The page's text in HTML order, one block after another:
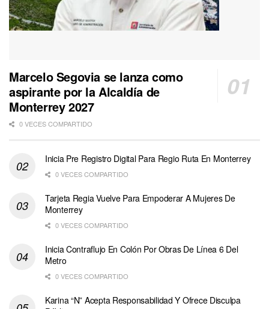
Marcelo Segovia se lanza como
aspirante por la Alcaldía de
Monterrey 2027
0 VECES COMPARTIDO
Inicia Pre Registro Digital Para Regio Ruta En Monterrey
0 VECES COMPARTIDO
Tarjeta Regia Vuelve Para Empoderar A Mujeres De
Monterrey
0 VECES COMPARTIDO
Inicia Contraflujo En Colón Por Obras De Línea 6 Del
Metro
0 VECES COMPARTIDO
Karina “N” Acepta Responsabilidad Y Ofrece Disculpa